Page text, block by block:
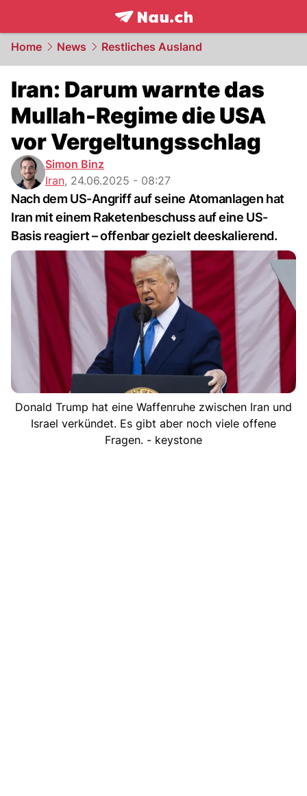
frontpage.NAU.ch
Home News Restliches Ausland
Iran: Darum warnte das
Mullah-Regime die USA
vor Vergeltungsschlag
Simon Binz
Iran, 24.06.2025 - 08:27
Nach dem US-Angriff auf seine Atomanlagen hat
Iran mit einem Raketenbeschuss auf eine US-
Basis reagiert – offenbar gezielt deeskalierend.
Donald Trump hat eine Waffenruhe zwischen Iran und
Israel verkündet. Es gibt aber noch viele offene
Fragen. - keystone